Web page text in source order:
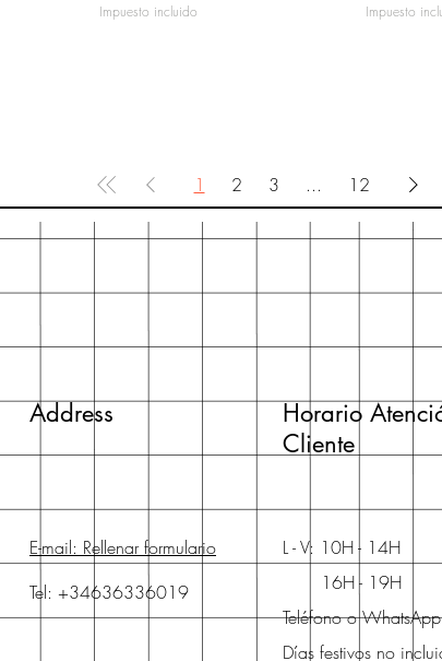
Impuesto incluido Impuesto
1 2 3 ... 12
Address
E-mail: Rellenar formulario
Tel: +34636336019
Horario
Cliente
L - V: 10H - 14H
16H - 19H
Teléfono o WhatsApp
Días festivos no